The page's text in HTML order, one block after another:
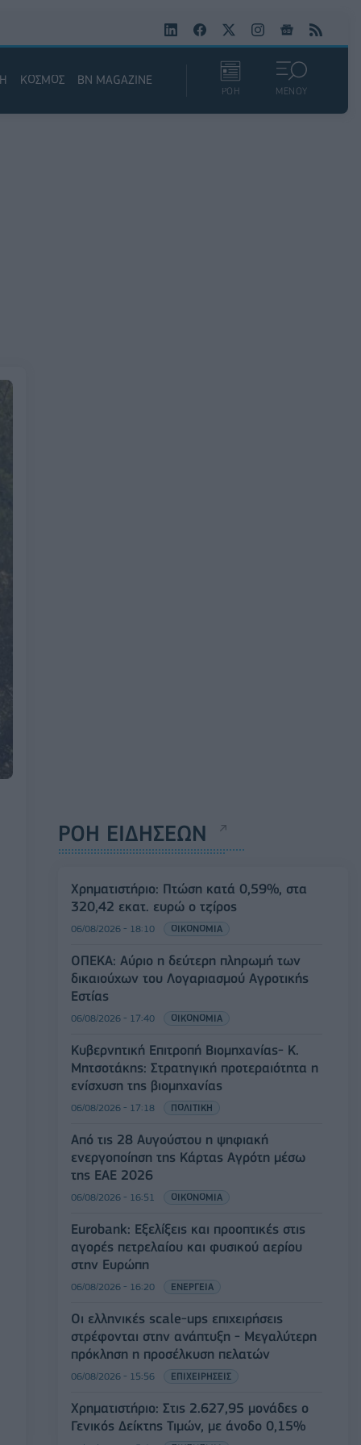
ΚΟΣΜΟΣ BN MAGAZINE
ΡΟΗ ΜΕΝΟΥ
ΡΟΗ ΕΙΔΗΣΕΩΝ
Χρηματιστήριο: Πτώση κατά 0,59%, στα
320,42 εκατ. ευρώ ο τζίρος
06/08/2026 - 18:10 ΟΙΚΟΝΟΜΙΑ
ΟΠΕΚΑ: Αύριο η δεύτερη πληρωμή των
δικαιούχων του Λογαριασμού Αγροτικής
Εστίας
06/08/2026 - 17:40 ΟΙΚΟΝΟΜΙΑ
Κυβερνητική Επιτροπή Βιομηχανίας- Κ.
Μητσοτάκης: Στρατηγική προτεραιότητα η
ενίσχυση της βιομηχανίας
06/08/2026 - 17:18 ΠΟΛΙΤΙΚΗ
Από τις 28 Αυγούστου η ψηφιακή
ενεργοποίηση της Κάρτας Αγρότη μέσω
της ΕΑΕ 2026
06/08/2026 - 16:51 ΟΙΚΟΝΟΜΙΑ
Eurobank: Εξελίξεις και προοπτικές στις
αγορές πετρελαίου και φυσικού αερίου
στην Ευρώπη
06/08/2026 - 16:20 ΕΝΕΡΓΕΙΑ
Οι ελληνικές scale-ups επιχειρήσεις
στρέφονται στην ανάπτυξη - Μεγαλύτερη
πρόκληση η προσέλκυση πελατών
06/08/2026 - 15:56 ΕΠΙΧΕΙΡΗΣΕΙΣ
Χρηματιστήριο: Στις 2.627,95 μονάδες ο
Γενικός Δείκτης Τιμών, με άνοδο 0,15%